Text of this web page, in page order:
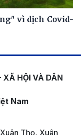
vì dịch Covid-
HỘI VÀ DÂN
Nam
Thọ, Xuân